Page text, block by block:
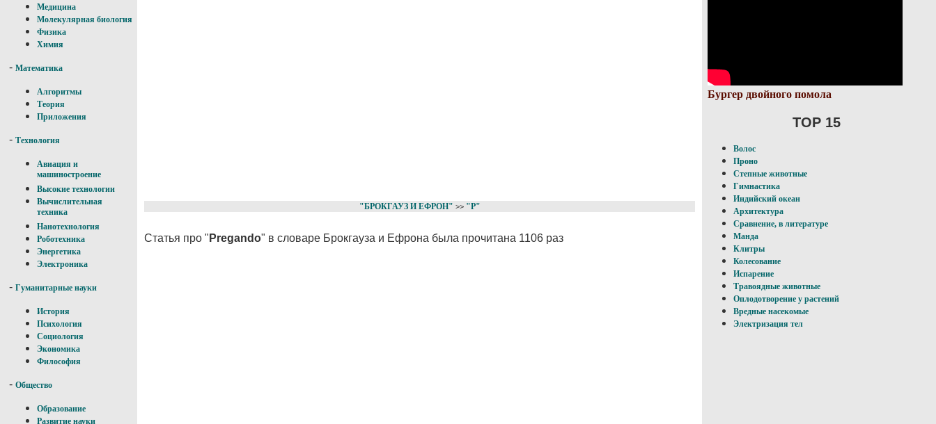
Медицина
Молекулярная биология
Физика
Химия
- Математика
Алгоритмы
Теория
Приложения
- Технология
Авиация и
машиностроение
Высокие технологии
Вычислительная
техника
Нанотехнология
Роботехника
Энергетика
Электроника
- Гуманитарные науки
История
Психология
Социология
Экономика
Философия
- Общество
Образование
Развитие науки
"БРОКГАУЗ И ЕФРОН" >> "P"
Статья про " Pregando" в словаре Брокгауза и Ефрона была прочитана 1106 раз
Бургер двойного помола
TOP 15
Волос
Проно
Степные животные
Гимнастика
Индийский океан
Архитектура
Сравнение, в литературе
Манда
Клитры
Колесование
Испарение
Травоядные животные
Оплодотворение у pacтений
Вредные насекомые
Электризация тел